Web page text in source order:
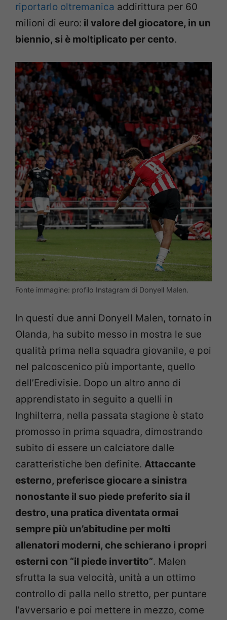
riportarlo oltremanica addirittura per 60
milioni di euro: il valore del giocatore, in un
biennio, si è moltiplicato per cento.
Fonte immagine: profilo Instagram di Donyell Malen.
In questi due anni Donyell Malen, tornato in
Olanda, ha subito messo in mostra le sue
qualità prima nella squadra giovanile, e poi
nel palcoscenico più importante, quello
dell’Eredivisie. Dopo un altro anno di
apprendistato in seguito a quelli in
Inghilterra, nella passata stagione è stato
promosso in prima squadra, dimostrando
subito di essere un calciatore dalle
caratteristiche ben definite. Attaccante
esterno, preferisce giocare a sinistra
nonostante il suo piede preferito sia il
destro, una pratica diventata ormai
sempre più un’abitudine per molti
allenatori moderni, che schierano i propri
esterni con “il piede invertito”. Malen
sfrutta la sua velocità, unità a un ottimo
controllo di palla nello stretto, per puntare
l’avversario e poi mettere in mezzo, come